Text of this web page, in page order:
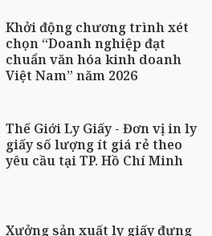
Khởi động chương trình xét
chọn “Doanh nghiệp đạt
chuẩn văn hóa kinh doanh
Việt Nam” năm 2026
Thế Giới Ly Giấy - Đơn vị in ly
giấy số lượng ít giá rẻ theo
yêu cầu tại TP. Hồ Chí Minh
Xưởng sản xuất ly giấy đựng